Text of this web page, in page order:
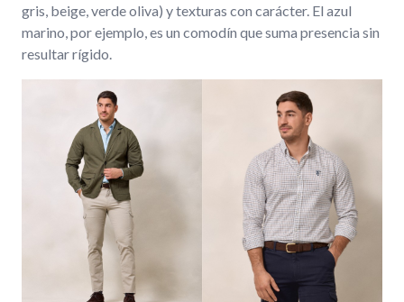
gris, beige, verde oliva) y texturas con carácter. El azul
marino, por ejemplo, es un comodín que suma presencia sin
resultar rígido.